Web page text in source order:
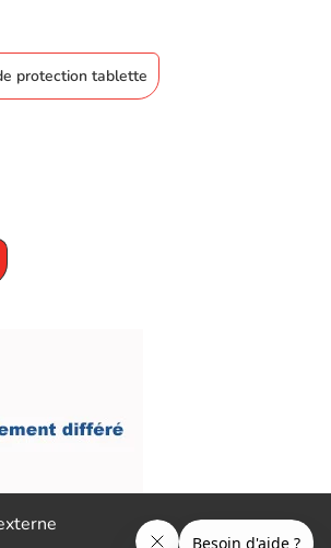
protection tablette